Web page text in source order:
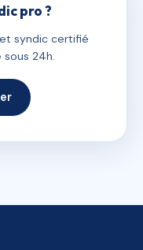
pro ?
syndic certifié
sous 24h.